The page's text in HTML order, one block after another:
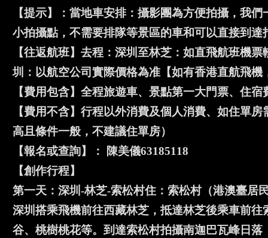
【提示】：當地車安排：攝影團為方便拍攝，我
小拍攝點，不需要排隊等景區的車和可以直接到達
【往返航班】去程：深圳至林芝：如直飛航班機
圳：以航空公司實際價格為准【如有香港直航飛機
【費用包含】全程旅遊車、景點第一大門票、住
【費用不含】行程以外消費及個人消費、如住單
高且條件一般，不建議住單房）
【報名或查詢】： 陳美儀63185118
【創作行程】
第一天：深圳-林芝-索松村住：索松村（港澳臺居
深圳搭乘飛機前往西藏林芝，抵達林芝後乘車前
谷、桃樹桃花等。到達索松村拍攝南迦巴瓦峰日